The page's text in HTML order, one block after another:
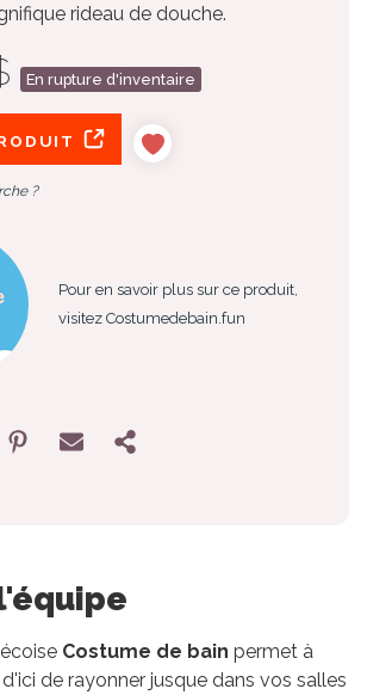
rideau de douche.
En rupture d'inventaire
?
Pour en savoir plus sur ce produit,
visitez Costumedebain.fun
Costume de bain permet à
de rayonner jusque dans vos salles